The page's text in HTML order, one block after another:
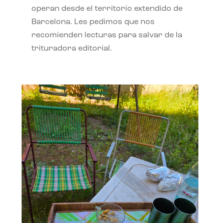
operan desde el territorio extendido de
Barcelona. Les pedimos que nos
recomienden lecturas para salvar de la
trituradora editorial.